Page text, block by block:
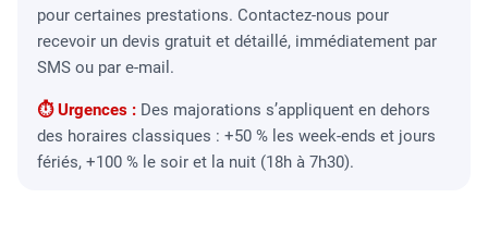
pour certaines prestations. Contactez-nous pour
recevoir un devis gratuit et détaillé, immédiatement par
SMS ou par e-mail.
⏱ Urgences : Des majorations s’appliquent en dehors
des horaires classiques : +50 % les week-ends et jours
fériés, +100 % le soir et la nuit (18h à 7h30).